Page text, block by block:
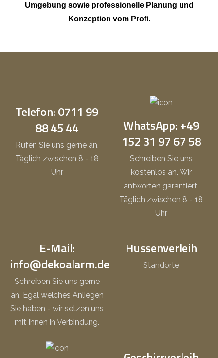
Umgebung sowie professionelle Planung und
Konzeption vom Profi.
Telefon: 0711 99
88 45 44
Rufen Sie uns gerne an.
Täglich zwischen 8 - 18
Uhr
WhatsApp: +49
152 31 97 67 58
Schreiben Sie uns
kostenlos an. Wir
antworten garantiert.
Täglich zwischen 8 - 18
Uhr
E-Mail:
info@dekoalarm.de
Schreiben Sie uns gerne
an. Egal welches Anliegen
Sie haben - wir setzen uns
mit Ihnen in Verbindung.
Hussenverleih
Standorte